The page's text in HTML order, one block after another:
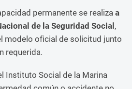
permanente se realiza a
de la Seguridad Social ,
modelo oficial de solicitud junto
requerida.
Instituto Social de la Marina